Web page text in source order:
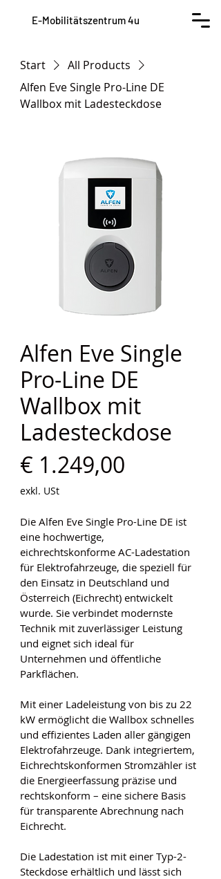
E-Mobilitätszentrum 4u
Start
All Products
Alfen Eve Single Pro-Line DE
Wallbox mit Ladesteckdose
Alfen Eve Single
Pro-Line DE
Wallbox mit
Ladesteckdose
€ 1.249,00
exkl. USt
Die Alfen Eve Single Pro-Line DE ist
eine hochwertige,
eichrechtskonforme AC-Ladestation
für Elektrofahrzeuge, die speziell für
den Einsatz in Deutschland und
Österreich (Eichrecht) entwickelt
wurde. Sie verbindet modernste
Technik mit zuverlässiger Leistung
und eignet sich ideal für
Unternehmen und öffentliche
Parkflächen.
Mit einer Ladeleistung von bis zu 22
kW ermöglicht die Wallbox schnelles
und effizientes Laden aller gängigen
Elektrofahrzeuge. Dank integriertem,
Eichrechtskonformen Stromzähler ist
die Energieerfassung präzise und
rechtskonform – eine sichere Basis
für transparente Abrechnung nach
Eichrecht.
Die Ladestation ist mit einer Typ-2-
Steckdose erhältlich und lässt sich